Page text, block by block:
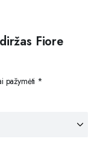
Fiore
pažymėti *